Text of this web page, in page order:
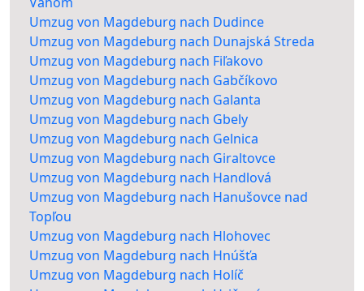
Umzug von Magdeburg nach Dudince
Umzug von Magdeburg nach Dunajská Streda
Umzug von Magdeburg nach Fiľakovo
Umzug von Magdeburg nach Gabčíkovo
Umzug von Magdeburg nach Galanta
Umzug von Magdeburg nach Gbely
Umzug von Magdeburg nach Gelnica
Umzug von Magdeburg nach Giraltovce
Umzug von Magdeburg nach Handlová
Umzug von Magdeburg nach Hanušovce nad
Topľou
Umzug von Magdeburg nach Hlohovec
Umzug von Magdeburg nach Hnúšťa
Umzug von Magdeburg nach Holíč